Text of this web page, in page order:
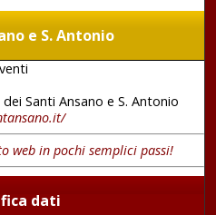
e S. Antonio
Santi Ansano e S. Antonio
web in pochi semplici passi!
dati